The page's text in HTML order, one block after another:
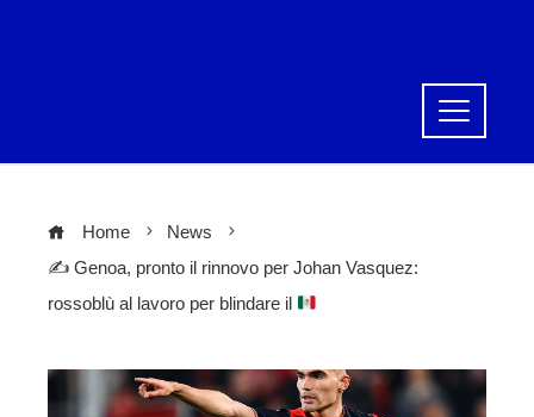
Home
News
✍ Genoa, pronto il rinnovo per Johan Vasquez:
rossoblù al lavoro per blindare il